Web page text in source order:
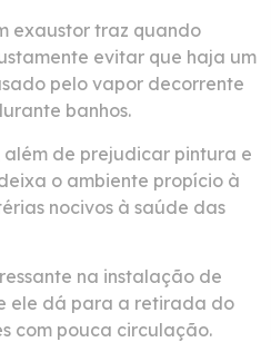
exaustor traz quando
evitar que haja um
pelo vapor decorrente
banhos.
além de prejudicar pintura e
o ambiente propício à
nocivos à saúde das
na instalação de
ele dá para a retirada do
com pouca circulação.